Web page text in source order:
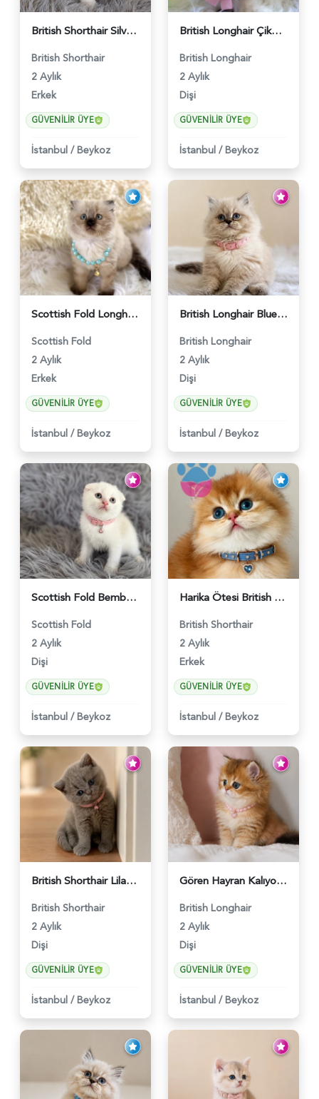
British Shorthair Silver Point Erkek 2 Aylık - 6122
British Shorthair
2 Aylık
Erkek
GÜVENILIR ÜYE
İstanbul / Beykoz
British Longhair Çikolata Nadir Renk Göz Kamaştırıcı - 6117
British Longhair
2 Aylık
Dişi
GÜVENILIR ÜYE
İstanbul / Beykoz
Scottish Fold Longhair Çikolata Erkek Yavrumuz - 6119
Scottish Fold
2 Aylık
Erkek
GÜVENILIR ÜYE
İstanbul / Beykoz
British Longhair Blue Point Afrodit Yuva Arıyor - 6118
British Longhair
2 Aylık
Dişi
GÜVENILIR ÜYE
İstanbul / Beykoz
Scottish Fold Bembeyaz Pembe Burun Yavrumuz - 6120
Scottish Fold
2 Aylık
Dişi
GÜVENILIR ÜYE
İstanbul / Beykoz
Harika Ötesi British Longhair Golden Parlayan Yıldız - 6141
British Shorthair
2 Aylık
Erkek
GÜVENILIR ÜYE
İstanbul / Beykoz
British Shorthair Lilac Dişi Tatlı Kızımız - 5236
British Shorthair
2 Aylık
Dişi
GÜVENILIR ÜYE
İstanbul / Beykoz
Gören Hayran Kalıyor! British Longhair Golden Dişi - 6345
British Longhair
2 Aylık
Dişi
GÜVENILIR ÜYE
İstanbul / Beykoz